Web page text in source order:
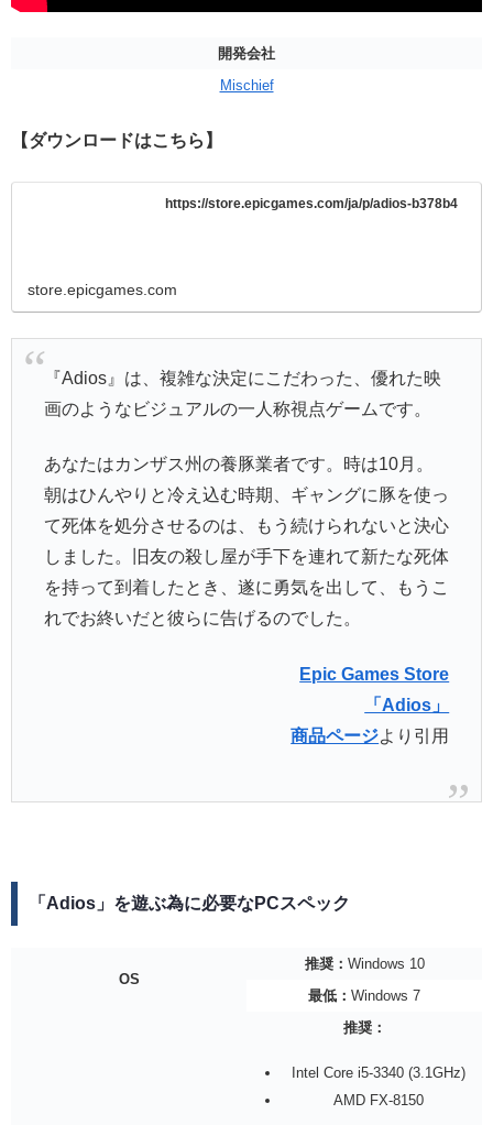
開発会社
Mischief
【ダウンロードはこちら】
https://store.epicgames.com/ja/p/adios-b378b4
store.epicgames.com
『Adios』は、複雑な決定にこだわった、優れた映
画のようなビジュアルの一人称視点ゲームです。
あなたはカンザス州の養豚業者です。時は10月。
朝はひんやりと冷え込む時期、ギャングに豚を使っ
て死体を処分させるのは、もう続けられないと決心
しました。旧友の殺し屋が手下を連れて新たな死体
を持って到着したとき、遂に勇気を出して、もうこ
れでお終いだと彼らに告げるのでした。
Epic Games Store
「Adios」
商品ページより引用
「Adios」を遊ぶ為に必要なPCスペック
OS
推奨： Windows 10
最低： Windows 7
推奨：
Intel Core i5-3340 (3.1GHz)
AMD FX-8150